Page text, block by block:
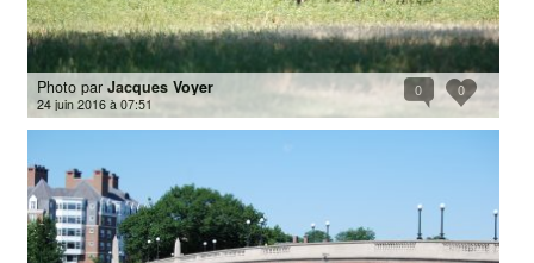
0
0
Photo par Jacques Voyer
24 juin 2016 à 07:51